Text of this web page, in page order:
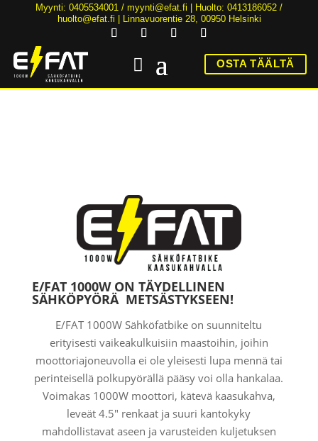
Myynti: 0405534001 / myynti@efat.fi | Huolto: 0413186052 /
huolto@efat.fi | Linnavuorentie 28, 00950 Helsinki
OSTA TÄÄLTÄ
HINTA NYT ALK. 2899€! | 36KK KOROTONTA MAKSUAIKAA | ALK. 89€/KK
E/FAT 1000W ON TÄYDELLINEN
SÄHKÖPYÖRÄ METSÄSTYKSEEN!
E/FAT 1000W Sähköfatbike on suunniteltu
erityisesti vaikeakulkuisiin maastoihin, joihin
moottoriajoneuvolla ei ole yleisesti lupa mennä tai
perinteisellä polkupyörällä pääsy voi olla hankalaa.
Voimakas 1000W moottori, kätevä kaasukahva,
leveät 4.5" renkaat ja suuri kantokyky
mahdollistavat aseen ja varusteiden kuljetuksen